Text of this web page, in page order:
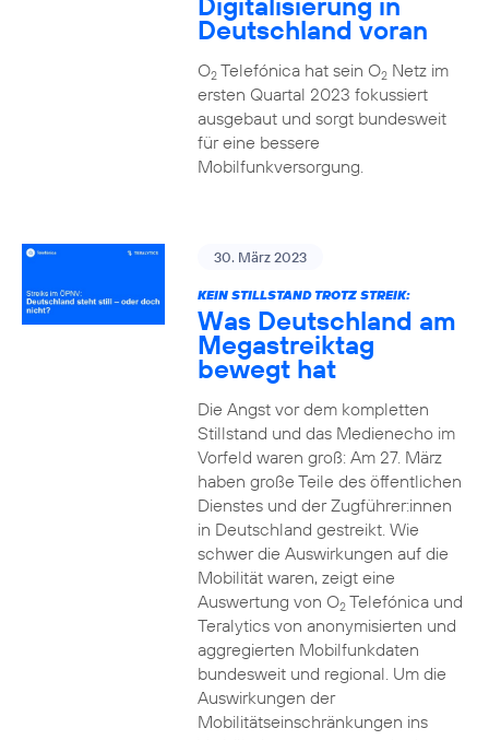
Deutschland voran
O2Telefónica hat sein O2Netz im
ersten Quartal 2023 fokussiert
ausgebaut und sorgt bundesweit
für eine bessere
Mobilfunkversorgung.
30. März 2023
KEIN STILLSTAND TROTZ STREIK:
Was Deutschland am
Megastreiktag
bewegt hat
Die Angst vor dem kompletten
Stillstand und das Medienecho im
Vorfeld waren groß: Am 27. März
haben große Teile des öffentlichen
Dienstes und der Zugführer:innen
in Deutschland gestreikt. Wie
schwer die Auswirkungen auf die
Mobilität waren, zeigt eine
Auswertung von O2Telefónica und
Teralytics von anonymisierten und
aggregierten Mobilfunkdaten
bundesweit und regional. Um die
Auswirkungen der
Mobilitätseinschränkungen ins